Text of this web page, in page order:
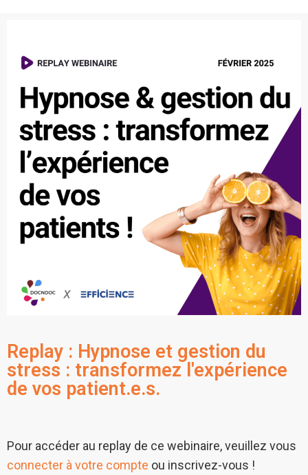
Replay : Hypnose et gestion du
stress : transformez l'expérience
de vos patient.e.s.
Pour accéder au replay de ce webinaire, veuillez vous
connecter à votre compte ou inscrivez-vous !